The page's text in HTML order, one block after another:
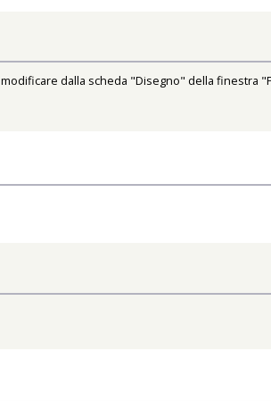
dalla scheda "Disegno" della finestra